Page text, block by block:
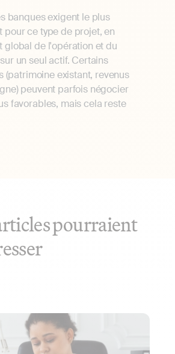
banques exigent le plus
pour ce type de projet, en
global de l'opération et du
un seul actif. Certains
(patrimoine existant, revenus
peuvent parfois négocier
favorables, mais cela reste
pourraient